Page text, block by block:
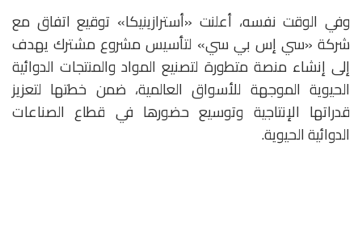
وفي الوقت نفسه، أعلنت «أسترازينيكا» توقيع اتفاق مع
شركة «سي إس بي سي» لتأسيس مشروع مشترك يهدف
إلى إنشاء منصة متطورة لتصنيع المواد والمنتجات الدوائية
الحيوية الموجهة للأسواق العالمية، ضمن خطتها لتعزيز
قدراتها الإنتاجية وتوسيع حضورها في قطاع الصناعات
الدوائية الحيوية.